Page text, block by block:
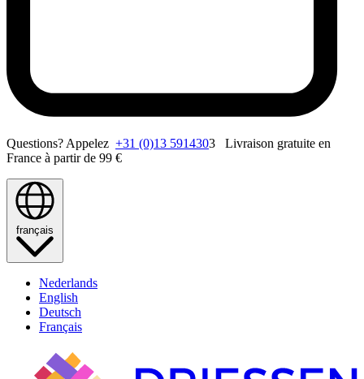
Questions? Appelez +31 (0)13 5914303 Livraison gratuite en
France à partir de 99 €
français
Nederlands
English
Deutsch
Français